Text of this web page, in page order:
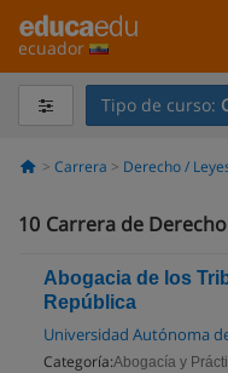
ecuador
Tipo de curso:
Carrera Derecho /
10 Carrera de
Abogacia de los
República
Universidad Autónoma
Categoría:Abogacía y